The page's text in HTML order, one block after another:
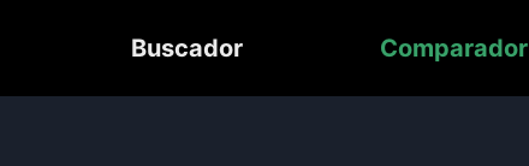
Buscador Comparador